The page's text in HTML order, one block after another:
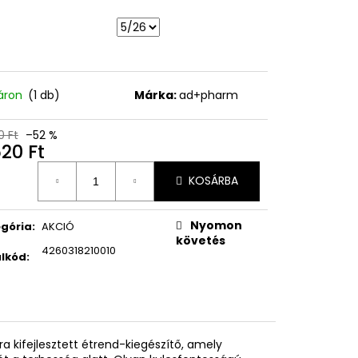
(1 db) Márka:ad+pharm
Ft –52 %
Ft
KOSÁRBA
: AKCIÓ
: 4260318210010
Nyomon
követés
kifejlesztett étrend-kiegészítő, amely
MATTE SUN STICK